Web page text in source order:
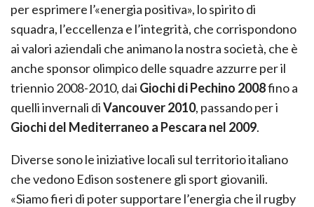
per esprimere l’«energia positiva», lo spirito di
squadra, l’eccellenza e l’integrità, che corrispondono
ai valori aziendali che animano la nostra società, che è
anche sponsor olimpico delle squadre azzurre per il
triennio 2008-2010, dai Giochi di Pechino 2008fino a
quelli invernali diVancouver 2010, passando per i
Giochi del Mediterraneo a Pescara nel 2009.
Diverse sono le iniziative locali sul territorio italiano
che vedono Edison sostenere gli sport giovanili.
«Siamo fieri di poter supportare l’energia che il rugby